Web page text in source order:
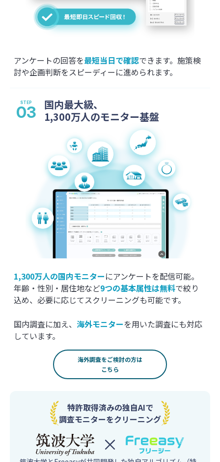
アンケートの回答を最短当日で確認できます。施策検
討や企画判断をスピーディーに進められます。
国内最大級、
1,300万人のモニター基盤
1,300万人の国内モニターにアンケートを配信可能。
年齢・性別・居住地など9つの基本属性は無料で絞り
込め、必要に応じてスクリーニングも可能です。
国内調査に加え、 海外モニターを用いた調査にも対応
しています。
海外調査をご検討の方は
こちら
特許取得済みの独自AIで
調査モニターをクリーニング